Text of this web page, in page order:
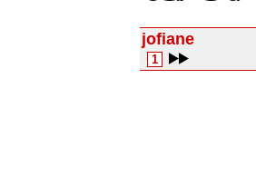
jofiane
1